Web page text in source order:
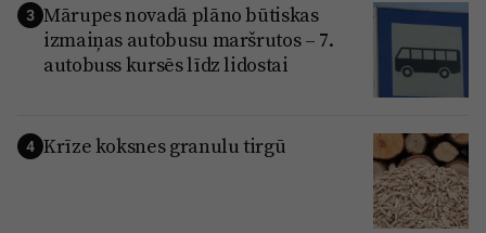
3 Mārupes novadā plāno būtiskas
izmaiņas autobusu maršrutos – 7.
autobuss kursēs līdz lidostai
4 Krīze koksnes granulu tirgū